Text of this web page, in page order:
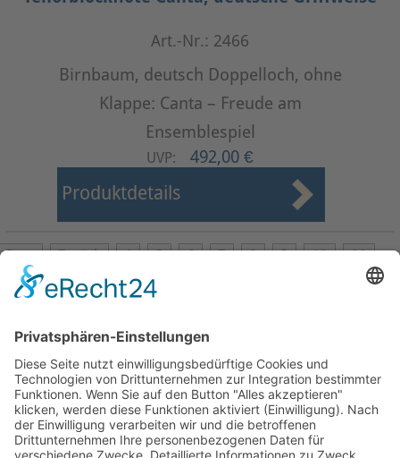
Art.-Nr.: 2466
Birnbaum, deutsch Doppelloch, ohne
Klappe: Canta – Freude am
Ensemblespiel
UVP: 492,00 €
Produktdetails
Start Zurück 4 5 6 7 8 9 10
11
Mollenhauer Adresse
Downloads